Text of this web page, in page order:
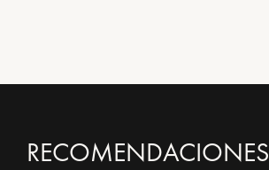
RECOMENDACIONES